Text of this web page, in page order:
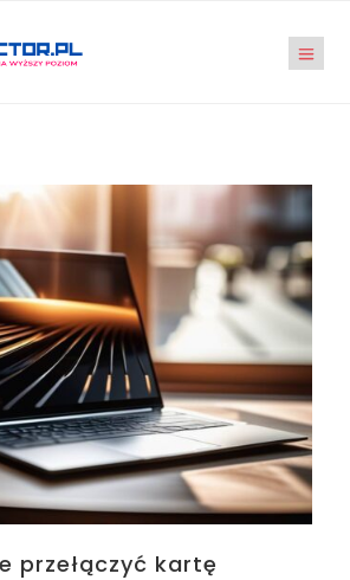
przełączyć kartę